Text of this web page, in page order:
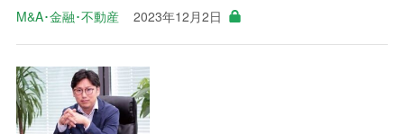
M&A･金融･不動産 2023年12月2日